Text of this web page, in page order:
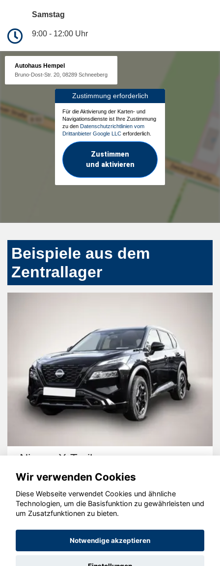
Samstag
9:00 - 12:00 Uhr
Autohaus Hempel
Bruno-Dost-Str. 20, 08289 Schneeberg
Zustimmung erforderlich
Für die Aktivierung der Karten- und
Navigationsdienste ist Ihre Zustimmung
zu den Datenschutzrichtlinien vom
Drittanbieter Google LLC erforderlich.
Zustimmen
und aktivieren
Beispiele aus dem
Zentrallager
Nissan X-Trail
© konjunkturmotor.de GmbH 2020 - 2026
Wir verwenden Cookies
Diese Webseite verwendet Cookies und ähnliche
Technologien, um die Basisfunktion zu gewährleisten und
um Zusatzfunktionen zu bieten.
Notwendige akzeptieren